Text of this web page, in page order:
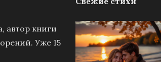
автор книги
Уже 15